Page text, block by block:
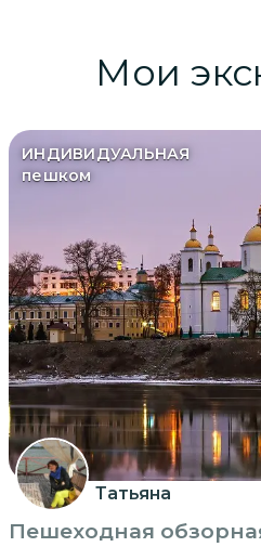
Мои
ИНДИВИДУАЛЬНАЯ
пешком
Татьяна
Пешеходная